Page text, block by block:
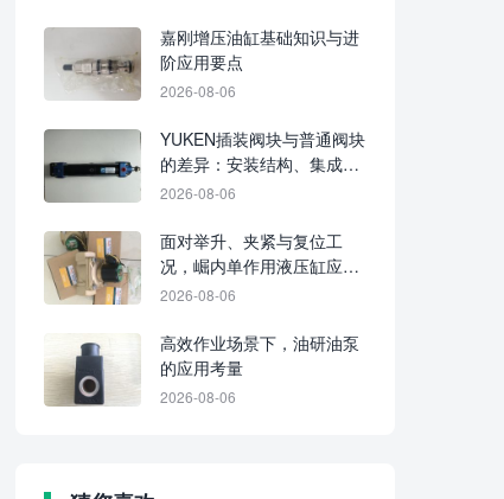
嘉刚增压油缸基础知识与进
阶应用要点
2026-08-06
YUKEN插装阀块与普通阀块
的差异：安装结构、集成水
平及维护要点
2026-08-06
面对举升、夹紧与复位工
况，崛内单作用液压缸应分
别判断适配性
2026-08-06
高效作业场景下，油研油泵
的应用考量
2026-08-06